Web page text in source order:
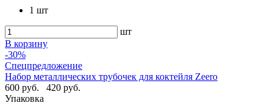
1 шт
шт
В корзину
-30%
Спецпредложение
Набор металлических трубочек для коктейля Zeero
600 руб.
420 руб.
Упаковка